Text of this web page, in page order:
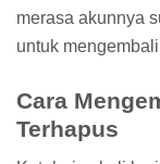
merasa akunnya
untuk
Cara
Terhapus